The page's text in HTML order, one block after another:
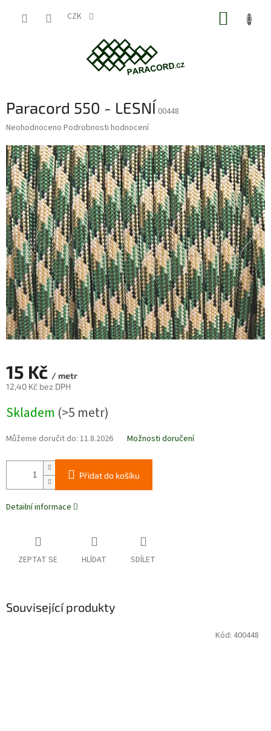
CZK
Paracord 550 - LESNÍ 00448
Průměrné
produktu
je
0,0
z
5
hvězdiček.
Neohodnoceno Podrobnosti hodnocení
15 Kč / metr
12,40 Kč bez DPH
cena:
Skladem (>5 metr)
Můžeme doručit do: 11.8.2026 Možnosti doručení
Přidat do košíku
Detailní informace
ZEPTAT SE HLÍDAT SDÍLET
Související produkty
Kód: 400448